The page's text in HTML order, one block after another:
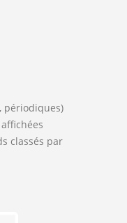
périodiques)
classés par